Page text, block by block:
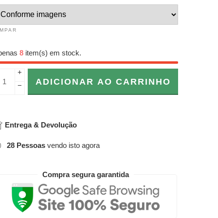
8 item(s) em stock.
+
−
ADICIONAR AO CARRINHO
Entrega & Devolução
28 Pessoas vendo isto agora
Compra segura garantida